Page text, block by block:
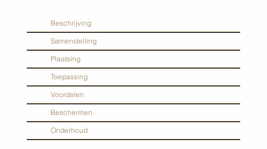
Beschrijving
Samenstelling
Plaatsing
Toepassing
Voordelen
Beschermen
Onderhoud